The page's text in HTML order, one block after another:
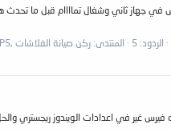
الردود: 5 المنتدى: ركن صيانة الفلاشات ,Flash, MP3, MP4, MP5
غير في اعدادات الويندوز ريجستري